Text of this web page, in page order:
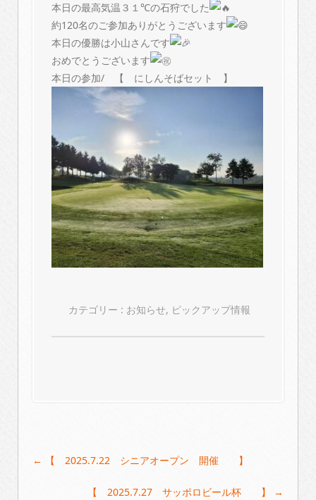
本日の最高気温３１℃の石狩でした
約120名のご参加ありがとうございます
本日の優勝は小山さんです
おめでとうございます
本日の参加/ 【 にしんそばセット 】
カテゴリー : お知らせ, ピックアップ情報
Post
navigation
← 【 2025.7.22 シニアオープン 開催 】
【 2025.7.27 サッポロビール杯 】 →